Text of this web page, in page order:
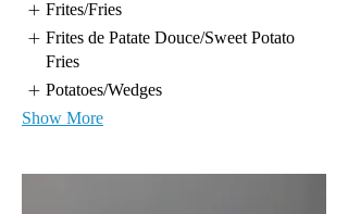
Frites/Fries
Frites de Patate Douce/Sweet Potato
Fries
Potatoes/Wedges
Show More